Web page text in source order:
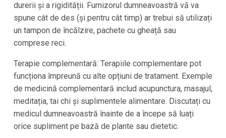
durerii și a rigidității. Furnizorul dumneavoastră vă va
spune cât de des (și pentru cât timp) ar trebui să utilizați
un tampon de încălzire, pachete cu gheață sau
comprese reci.
Terapie complementară: Terapiile complementare pot
funcționa împreună cu alte opțiuni de tratament. Exemple
de medicină complementară includ acupunctura, masajul,
meditația, tai chi și suplimentele alimentare. Discutați cu
medicul dumneavoastră înainte de a începe să luați
orice supliment pe bază de plante sau dietetic.